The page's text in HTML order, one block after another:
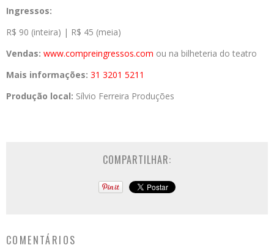
Ingressos:
R$ 90 (inteira) | R$ 45 (meia)
Vendas: www.compreingressos.com ou na bilheteria do teatro
Mais informações: 31 3201 5211
Produção local: Sílvio Ferreira Produções
COMPARTILHAR:
COMENTÁRIOS